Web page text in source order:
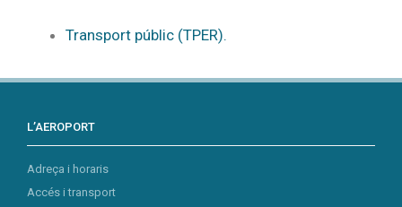
Transport públic (TPER).
L’AEROPORT
Adreça i horaris
Accés i transport